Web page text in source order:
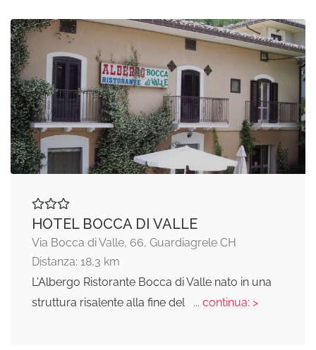
HOTEL BOCCA DI VALLE
Via Bocca di Valle, 66, Guardiagrele CH
Distanza: 18,3 km
L'Albergo Ristorante Bocca di Valle nato in una
struttura risalente alla fine del
... continua: >